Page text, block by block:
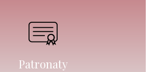
Patronaty